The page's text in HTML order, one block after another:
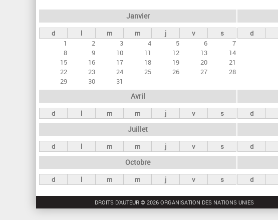
e
t
s
n
c
i
p
a
x
Janvier
d l m m j v
s
1
2 3 4 5 6
7
8
9 10 11 12 13
14
15
16 17 18 19 20
21
22
23 24 25 26 27
28
29
30 31
d
Avril
d l m m j v s d
Juillet
d l m m j v s d
Octobre
d l m m j v s d
DROITS D'AUTEUR © 2026 ORGANISATION DES NATIONS UNIES